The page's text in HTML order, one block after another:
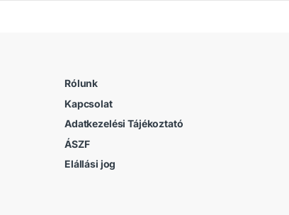
Rólunk
Kapcsolat
Adatkezelési Tájékoztató
ÁSZF
Elállási jog